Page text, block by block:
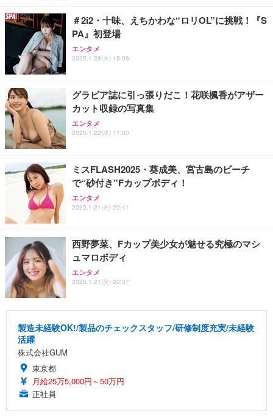
＃2i2・十味、えちかわな“ロリOL”に挑戦！『S
PA』初登場
エンタメ
2025.1.28(火) 15:08
グラビア誌に引っ張りだこ！花咲楓香がアザー
カット収録の写真集
エンタメ
2025.1.22(水) 11:00
ミスFLASH2025・葵成美、宮古島のビーチ
で“砂付き”Fカップボディ！
エンタメ
2025.1.21(火) 20:41
西野夢菜、Fカップ美少女が魅せる究極のマシ
ュマロボディ
エンタメ
2025.1.21(火) 20:37
製造未経験OK!/製品のチェックスタッフ/研修制度充実/未経験
活躍
株式会社GUM
東京都
月給25万5,000円～50万円
正社員